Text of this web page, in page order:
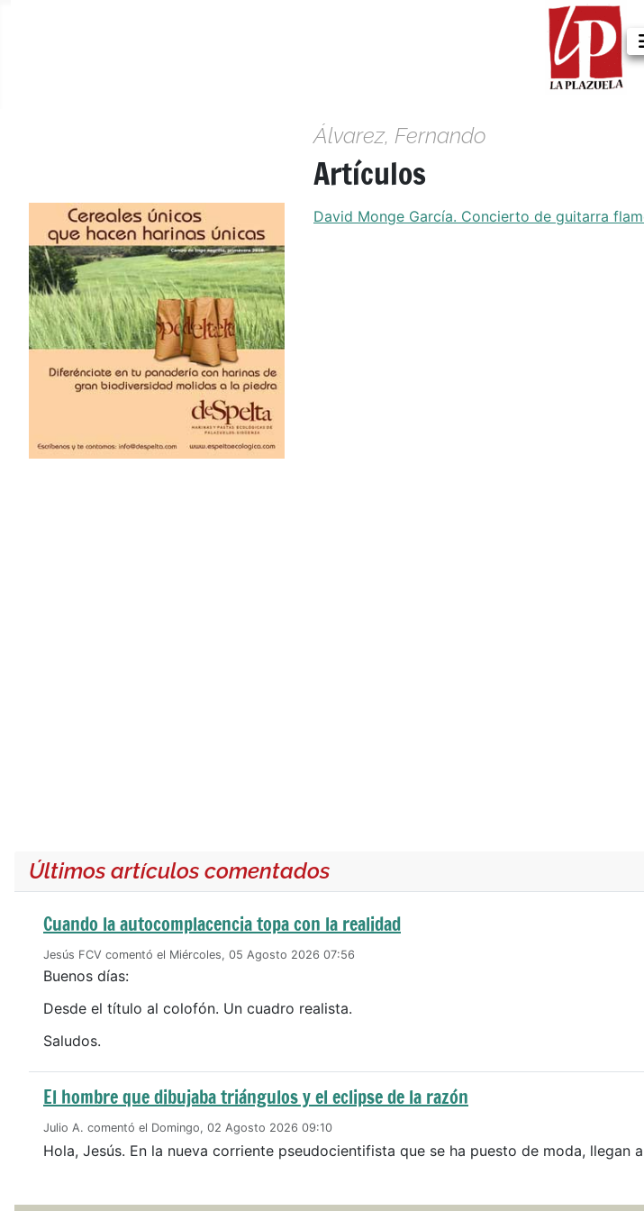
Últimos artículos comentados
Cuando la autocomplacencia topa con la realidad
Jesús FCV comentó el Miércoles, 05 Agosto 2026 07:56
Buenos días:
Desde el título al colofón. Un cuadro realista.
Saludos.
El hombre que dibujaba triángulos y el eclipse de la razón
Julio A. comentó el Domingo, 02 Agosto 2026 09:10
Hola, Jesús. En la nueva corriente pseudocientifista que se ha puesto de moda,
Álvarez, Fernando
Artículos
David Monge García. Concierto de guitarra